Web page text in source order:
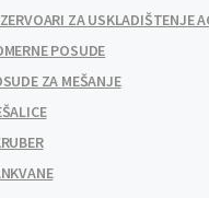
ZA USKLADIŠTENJE
POSUDE
ZA MEŠANJE